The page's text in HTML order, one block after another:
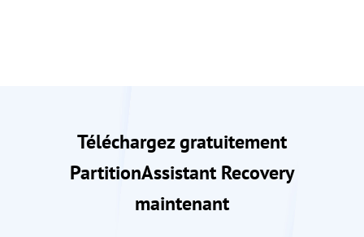
Téléchargez gratuitement
PartitionAssistant Recovery
maintenant